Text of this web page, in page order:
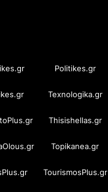
Politikes.gr
Texnologika.gr
Thisishellas.gr
Topikanea.gr
TourismosPlus.gr